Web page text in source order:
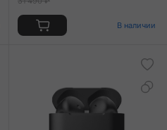
В наличии